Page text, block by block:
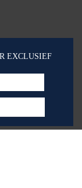
EXCLUSIEF